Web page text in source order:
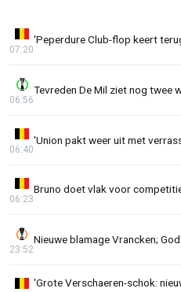
'Peperdure Club-flop keert
07:20
Tevreden De Mil ziet nog twee
06:56
'Union pakt weer uit met
06:40
Bruno doet vlak voor
06:23
Nieuwe blamage Vrancken;
23:52
'Grote Verschaeren-schok: